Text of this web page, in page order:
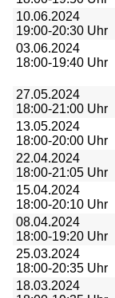
10.06.2024
19:00-20:30 Uhr
03.06.2024
18:00-19:40 Uhr
27.05.2024
18:00-21:00 Uhr
13.05.2024
18:00-20:00 Uhr
22.04.2024
18:00-21:05 Uhr
15.04.2024
18:00-20:10 Uhr
08.04.2024
18:00-19:20 Uhr
25.03.2024
18:00-20:35 Uhr
18.03.2024